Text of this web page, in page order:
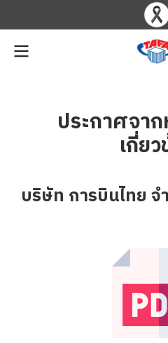
ประกาศจา
เกี่ย
บริษัท การบินไทย